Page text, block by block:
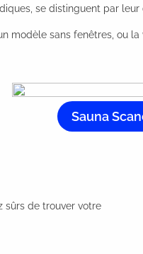
se distinguent par
modèle sans fenêtres, ou
Sauna
sûrs de trouver votre